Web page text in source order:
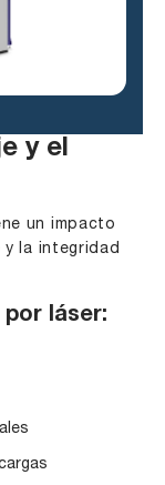
y el
un impacto
la integridad
láser: